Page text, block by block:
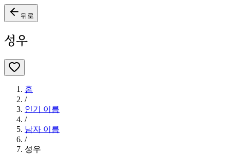
뒤로
성우
홈
/
인기 이름
/
남자 이름
/
성우